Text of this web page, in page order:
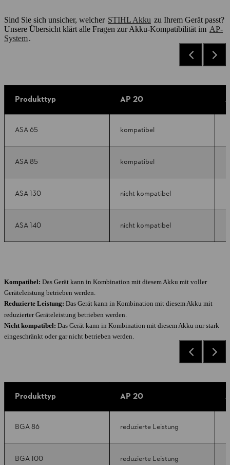
Sind Sie sich unsicher, welcher STIHL Akku zu Ihrem Gerät passt?
Unsere Übersicht klärt alle Fragen zur Akku-Kompatibilität im AP-
System.
Produkttyp AP 20
ASA 65 kompatibel
ASA 85 kompatibel
ASA 130 nicht kompatibel
ASA 140 nicht kompatibel
Kompatibel: Das Gerät kann in Kombination mit diesem Akku mit voller
Geräteleistung betrieben werden.
Reduzierte Leistung: Das Gerät kann in Kombination mit diesem Akku mit
reduzierter Geräteleistung betrieben werden.
Nicht kompatibel: Das Gerät kann in Kombination mit diesem Akku nur stark
eingeschränkt oder gar nicht betrieben werden.
Produkttyp AP 20
BGA 86 reduzierte Leistung
BGA 100 reduzierte Leistung